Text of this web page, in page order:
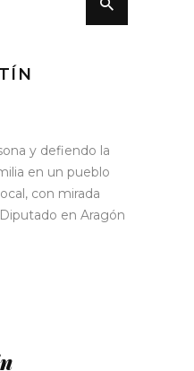
y defiendo la
en un pueblo
con mirada
en Aragón